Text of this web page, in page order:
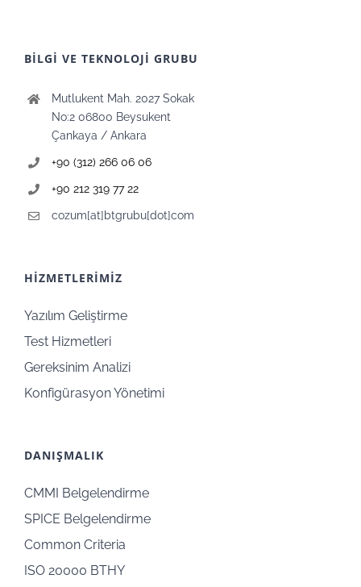
BİLGİ VE TEKNOLOJİ GRUBU
Mutlukent Mah. 2027 Sokak
No:2 06800 Beysukent
Çankaya / Ankara
+90 (312) 266 06 06
+90 212 319 77 22
cozum[at]btgrubu[dot]com
HİZMETLERİMİZ
Yazılım Geliştirme
Test Hizmetleri
Gereksinim Analizi
Konfigürasyon Yönetimi
DANIŞMALIK
CMMI Belgelendirme
SPICE Belgelendirme
Common Criteria
ISO 20000 BTHY